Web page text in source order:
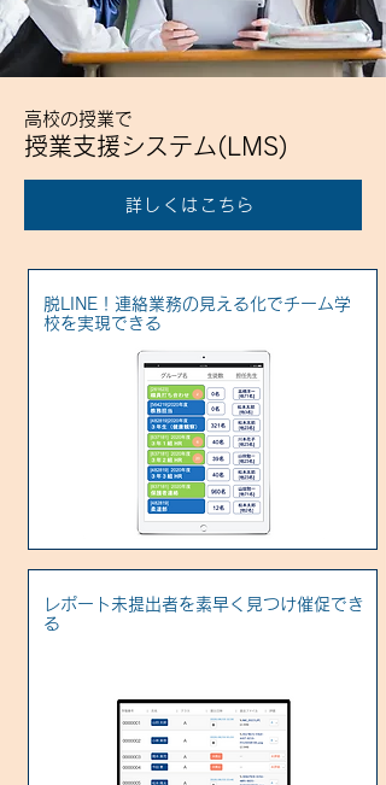
高校の授業で
授業支援システム (LMS)
詳しくはこちら
脱LINE！連絡業務の見える化でチーム学
校を実現できる
レポート未提出者を素早く見つけ催促でき
る